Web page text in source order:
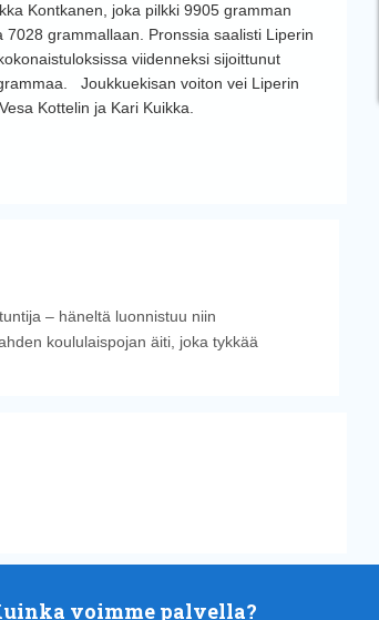
Kontkanen, joka pilkki 9905 gramman
grammallaan. Pronssia saalisti Liperin
viidenneksi sijoittunut
Joukkuekisan voiton vei Liperin
Kottelin ja Kari Kuikka.
– häneltä luonnistuu niin
koululaispojan äiti, joka tykkää
voimme palvella?